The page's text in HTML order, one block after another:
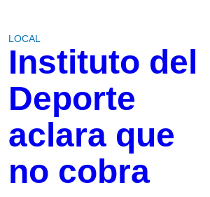
LOCAL
Instituto del
Deporte
aclara que
no cobra